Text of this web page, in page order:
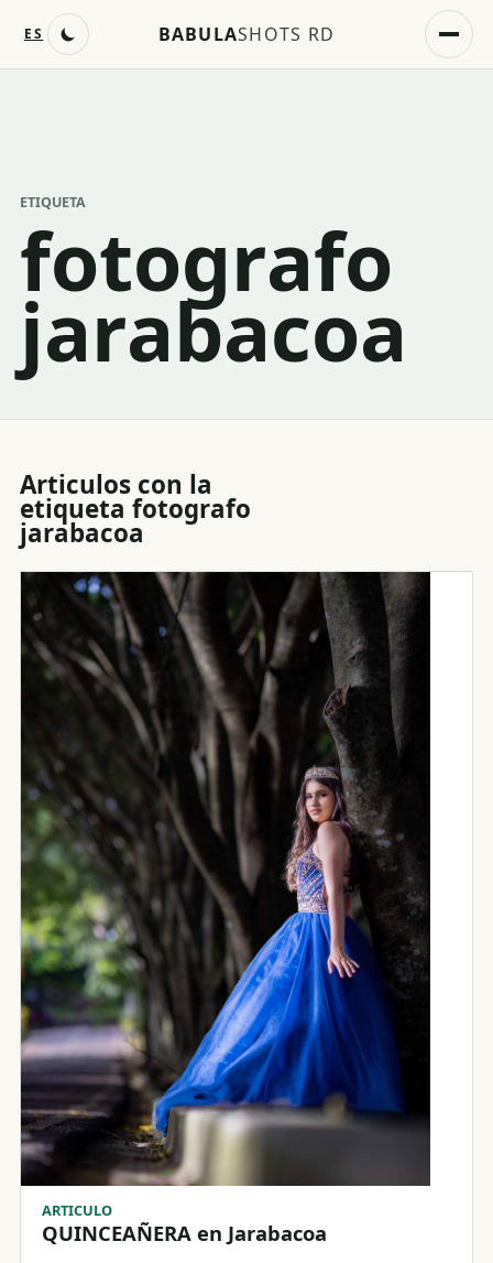
ES BABULASHOTS RD
ETIQUETA
fotografo
jarabacoa
Articulos con la
etiqueta fotografo
jarabacoa
ARTICULO
QUINCEAÑERA en Jarabacoa